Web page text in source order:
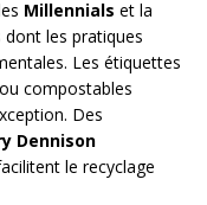
Millennials et la
dont les pratiques
Les étiquettes
compostables
Des
Dennison
le recyclage